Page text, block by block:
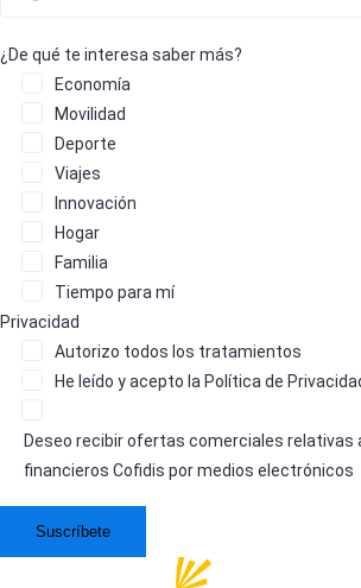
¿De qué te interesa saber más?
Economía
Movilidad
Deporte
Viajes
Innovación
Hogar
Familia
Tiempo para mí
Privacidad
Autorizo todos los tratamientos
He leído y acepto la Política de
Deseo recibir ofertas comerciales relativas
financieros Cofidis por medios electrónicos